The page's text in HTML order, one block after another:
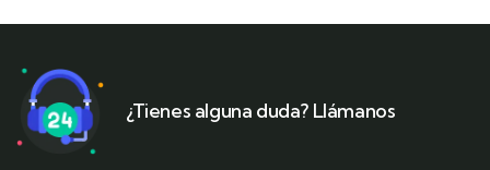
¿Tienes alguna duda? Llámanos